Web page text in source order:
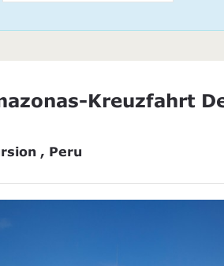
Kreuzfahrt
, Peru